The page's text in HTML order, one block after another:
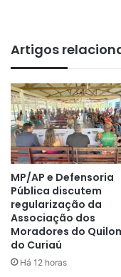
oportunidades para
2.606,10 até R$
RESULTADO
Artigos
MP/AP e Defensoria
Pública discutem
regularização da
Associação dos
Moradores do
do Curiaú
Há 12 horas